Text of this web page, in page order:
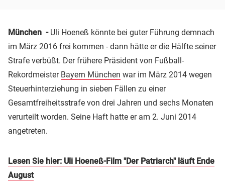
München - Uli Hoeneß könnte bei guter Führung demnach
im März 2016 frei kommen - dann hätte er die Hälfte seiner
Strafe verbüßt. Der frühere Präsident von Fußball-
Rekordmeister Bayern München war im März 2014 wegen
Steuerhinterziehung in sieben Fällen zu einer
Gesamtfreiheitsstrafe von drei Jahren und sechs Monaten
verurteilt worden. Seine Haft hatte er am 2. Juni 2014
angetreten.
Lesen Sie hier: Uli Hoeneß-Film "Der Patriarch" läuft Ende
August